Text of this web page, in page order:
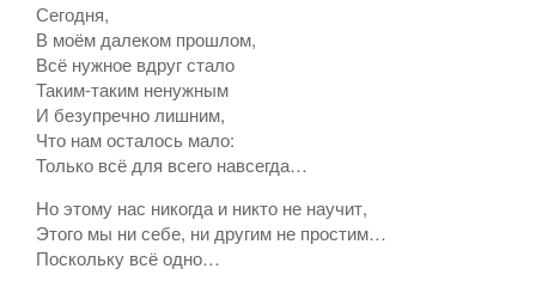
Сегодня,
В моём далеком прошлом,
Всё нужное вдруг стало
Таким-таким ненужным
И безупречно лишним,
Что нам осталось мало:
Только всё для всего навсегда…
Но этому нас никогда и никто не научит,
Этого мы ни себе, ни другим не простим…
Поскольку всё одно…